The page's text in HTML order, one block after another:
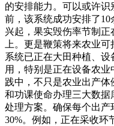
的安排能力。可以或许识
前，该系统成功安排了
兴起，果实毁伤率节制正
上。更是鞭策将来农业
系统已正在大田种植、
用，特别是正在设备农
践中，不只是农业出产
和功课使命办理三大数
处理方案。确保每个出产
30%。例如，正在采收